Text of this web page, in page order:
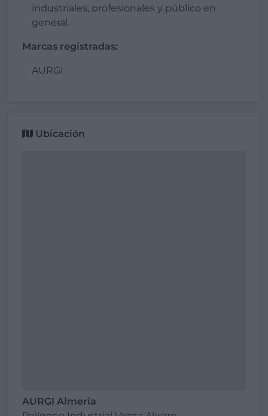
industriales, profesionales y público en
general.
Marcas registradas:
AURGI
Ubicación
AURGI Almería